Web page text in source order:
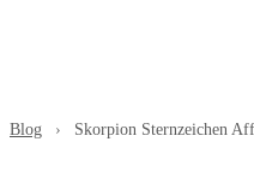
Blog › Skorpion Sternzeichen